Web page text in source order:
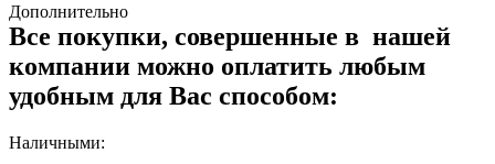
Дополнительно
Все покупки, совершенные в нашей
компании можно оплатить любым
удобным для Вас способом:
Наличными: